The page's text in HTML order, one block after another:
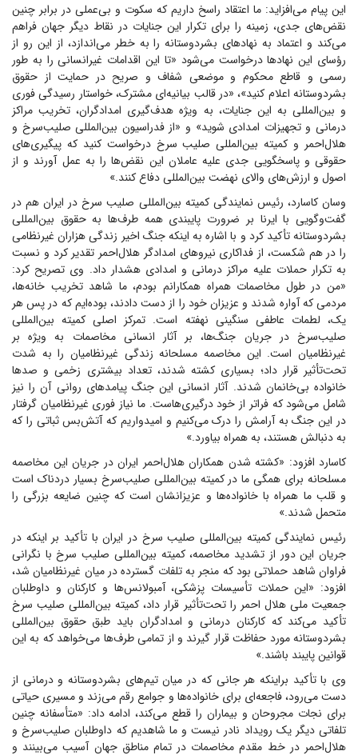
این پیام می‌افزاید: ما اعتقاد راسخ داریم که سکوت و بی‌عملی در برابر چنین
نقض‌های جدی، زمینه را برای تکرار این جنایات در نقاط دیگر جهان فراهم
می‌کند و اعتماد به نهاد‌های بشردوستانه را به خطر می‌اندازد، از این رو از
رؤسای این نهاد‌ها درخواست می‌شود «تا این اقدامات غیرانسانی را به طور
رسمی و قاطع محکوم و موضعی شفاف و صریح در حمایت از حقوق
بشردوستانه اعلام کنید»، «در قالب بیانیه‌ای مشترک، خواستار رسیدگی فوری
و بین‌المللی به این جنایات، به ویژه هدف‌گیری امدادگران، تخریب مراکز
درمانی و تجهیزات امدادی شوید» و «از فدراسیون بین‌المللی صلیب‌سرخ و
هلال‌احمر و کمیته بین‌المللی صلیب سرخ درخواست کنید که پیگیری‌های
حقوقی و پاسخگویی جدی علیه عاملان این نقض‌ها را به عمل آورند و از
اصول و ارزش‌های والای نهضت بین‌المللی دفاع کنند.»
وسان کاسارد، رئیس نمایندگی کمیته بین‌المللی صلیب سرخ در ایران هم در
گفت‌وگویی با ایرنا بر ضرورت پایبندی همه طرف‌ها به حقوق بین‌المللی
بشردوستانه تأکید کرد و با اشاره به اینکه جنگ اخیر زندگی هزاران غیرنظامی
را در هم شکست، از فداکاری نیرو‌های امدادگر هلال‌احمر تقدیر کرد و نسبت
به تکرار حملات علیه مراکز درمانی و امدادی هشدار داد. وی تصریح کرد:
«من در طول مخاصمات همراه همکارانم بودم، ما شاهد تخریب خانه‌ها،
مردمی که آواره شدند و عزیزان خود را از دست دادند، بوده‌ایم که در پس هر
یک، لطمات عاطفی سنگینی نهفته است. تمرکز اصلی کمیته بین‌المللی
صلیب‌سرخ در جریان جنگ‌ها، بر آثار انسانی مخاصمات به ویژه بر
غیرنظامیان است. این مخاصمه مسلحانه زندگی غیرنظامیان را به شدت
تحت‌تأثیر قرار داد؛ بسیاری کشته شدند، تعداد بیشتری زخمی و صد‌ها
خانواده بی‌خانمان شدند. آثار انسانی این جنگ پیامد‌های روانی آن را نیز
شامل می‌شود که فراتر از خود درگیری‌هاست. ما نیاز فوری غیرنظامیان گرفتار
در این جنگ به آرامش را درک می‌کنیم و امیدواریم که آتش‌بس ثباتی را که
به دنبالش هستند، به همراه بیاورد.»
کاسارد افزود: «کشته شدن همکاران هلال‌احمر ایران در جریان این مخاصمه
مسلحانه برای همگی ما در کمیته بین‌المللی صلیب‌سرخ بسیار دردناک است
و قلب ما همراه با خانواده‌ها و عزیزانشان است که چنین ضایعه بزرگی را
متحمل شدند.»
رئیس نمایندگی کمیته بین‌المللی صلیب سرخ در ایران با تأکید بر اینکه در
جریان این دور از تشدید مخاصمه، کمیته بین‌المللی صلیب سرخ با نگرانی
فراوان شاهد حملاتی بود که منجر به تلفات گسترده در میان غیرنظامیان شد،
افزود: «این حملات تأسیسات پزشکی، آمبولانس‌ها و کارکنان و داوطلبان
جمعیت ملی هلال احمر را تحت‌تأثیر قرار داد، کمیته بین‌المللی صلیب سرخ
تأکید می‌کند که کارکنان درمانی و امدادگران باید طبق حقوق بین‌المللی
بشردوستانه مورد حفاظت قرار گیرند و از تمامی طرف‌ها می‌خواهد که به این
قوانین پایبند باشند.»
وی با تأکید براینکه هر جانی که در میان تیم‌های بشردوستانه و درمانی از
دست می‌رود، فاجعه‌ای برای خانواده‌ها و جوامع رقم می‌زند و مسیری حیاتی
برای نجات مجروحان و بیماران را قطع می‌کند، ادامه داد: «متأسفانه چنین
تلفاتی دیگر یک رویداد نادر نیست و ما شاهدیم که داوطلبان صلیب‌سرخ و
هلال‌احمر در خط مقدم مخاصمات در تمام مناطق جهان آسیب می‌بینند و